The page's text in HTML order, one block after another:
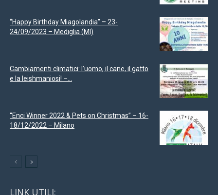
“Happy Birthday Miagolandia” – 23-
24/09/2023 – Mediglia (MI)
Cambiamenti climatici: l’uomo, il cane, il gatto
e la leishmaniosi! –...
“Enci Winner 2022 & Pets on Christmas” – 16-
18/12/2022 – Milano
LINK UTILI: